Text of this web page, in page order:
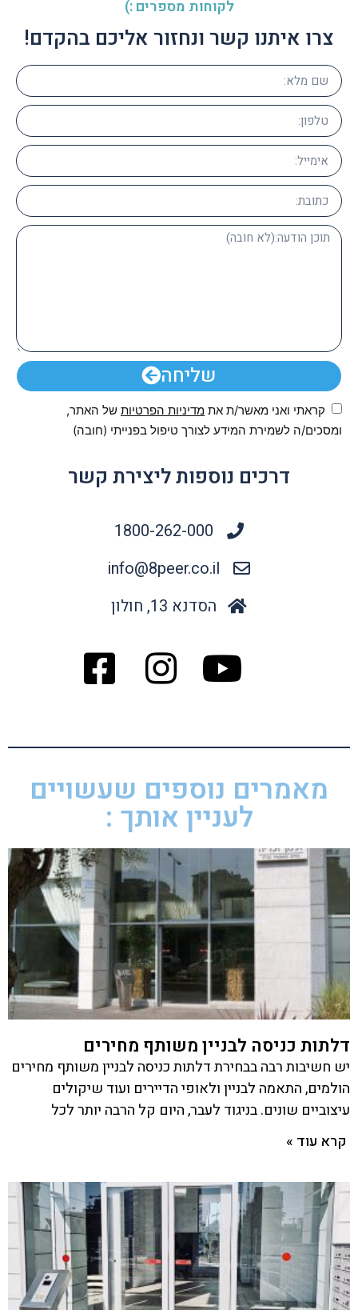
לקוחות מספרים :)
צרו איתנו קשר ונחזור אליכם בהקדם!
שליחה
קראתי ואני מאשר/ת את מדיניות הפרטיות של האתר,
ומסכים/ה לשמירת המידע לצורך טיפול בפנייתי (חובה)
דרכים נוספות ליצירת קשר
1800-262-000
info@8peer.co.il
הסדנא 13, חולון
מאמרים נוספים שעשויים
לעניין אותך :
דלתות כניסה לבניין משותף מחירים
יש חשיבות רבה בבחירת דלתות כניסה לבניין משותף מחירים
הולמים, התאמה לבניין ולאופי הדיירים ועוד שיקולים
עיצוביים שונים. בניגוד לעבר, היום קל הרבה יותר לכל
קרא עוד »